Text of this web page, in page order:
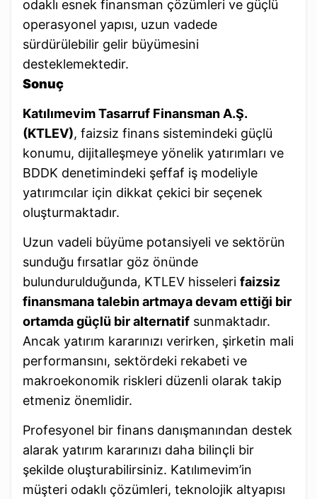
odaklı esnek finansman çözümleri ve güçlü
operasyonel yapısı, uzun vadede
sürdürülebilir gelir büyümesini
desteklemektedir.
Sonuç
Katılımevim Tasarruf Finansman A.Ş.
(KTLEV), faizsiz finans sistemindeki güçlü
konumu, dijitalleşmeye yönelik yatırımları ve
BDDK denetimindeki şeffaf iş modeliyle
yatırımcılar için dikkat çekici bir seçenek
oluşturmaktadır.
Uzun vadeli büyüme potansiyeli ve sektörün
sunduğu fırsatlar göz önünde
bulundurulduğunda, KTLEV hisseleri faizsiz
finansmana talebin artmaya devam ettiği bir
ortamda güçlü bir alternatif sunmaktadır.
Ancak yatırım kararınızı verirken, şirketin mali
performansını, sektördeki rekabeti ve
makroekonomik riskleri düzenli olarak takip
etmeniz önemlidir.
Profesyonel bir finans danışmanından destek
alarak yatırım kararınızı daha bilinçli bir
şekilde oluşturabilirsiniz. Katılımevim’in
müşteri odaklı çözümleri, teknolojik altyapısı